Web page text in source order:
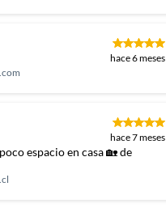
hace 6 meses
hace 7 meses
espacio en casa 🏡 de